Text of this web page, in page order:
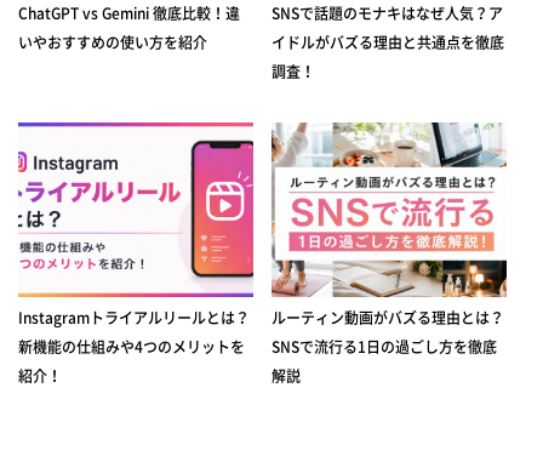
ChatGPT vs Gemini 徹底比較！違
いやおすすめの使い方を紹介
SNSで話題のモナキはなぜ人気？ア
イドルがバズる理由と共通点を徹底
調査！
Instagramトライアルリールとは？
新機能の仕組みや4つのメリットを
紹介！
ルーティン動画がバズる理由とは？
SNSで流行る1日の過ごし方を徹底
解説